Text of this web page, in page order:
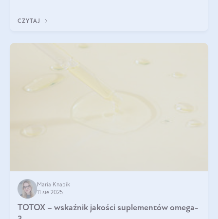
CZYTAJ
Maria Knapik
11 sie 2025
TOTOX – wskaźnik jakości suplementów omega-